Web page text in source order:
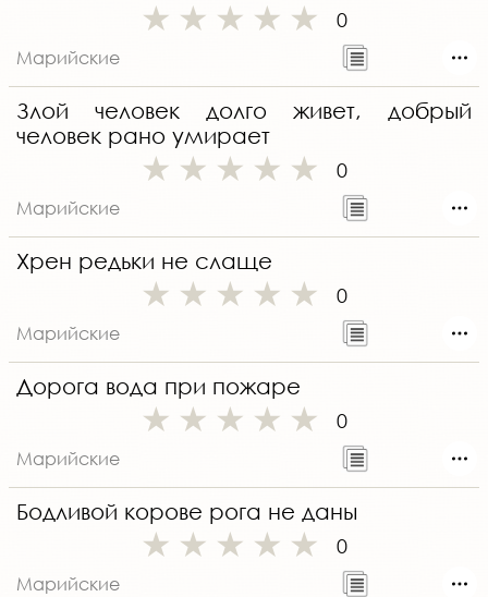
0
Марийские
Злой человек долго живет, добрый
человек рано умирает
0
Марийские
Хрен редьки не слаще
0
Марийские
Дорога вода при пожаре
0
Марийские
Бодливой корове рога не даны
0
Марийские